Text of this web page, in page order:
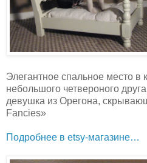
Элегантное спальное место в
небольшого четвероного
девушка из Орегона,
Fancies»
Подробнее в etsy-магазине…